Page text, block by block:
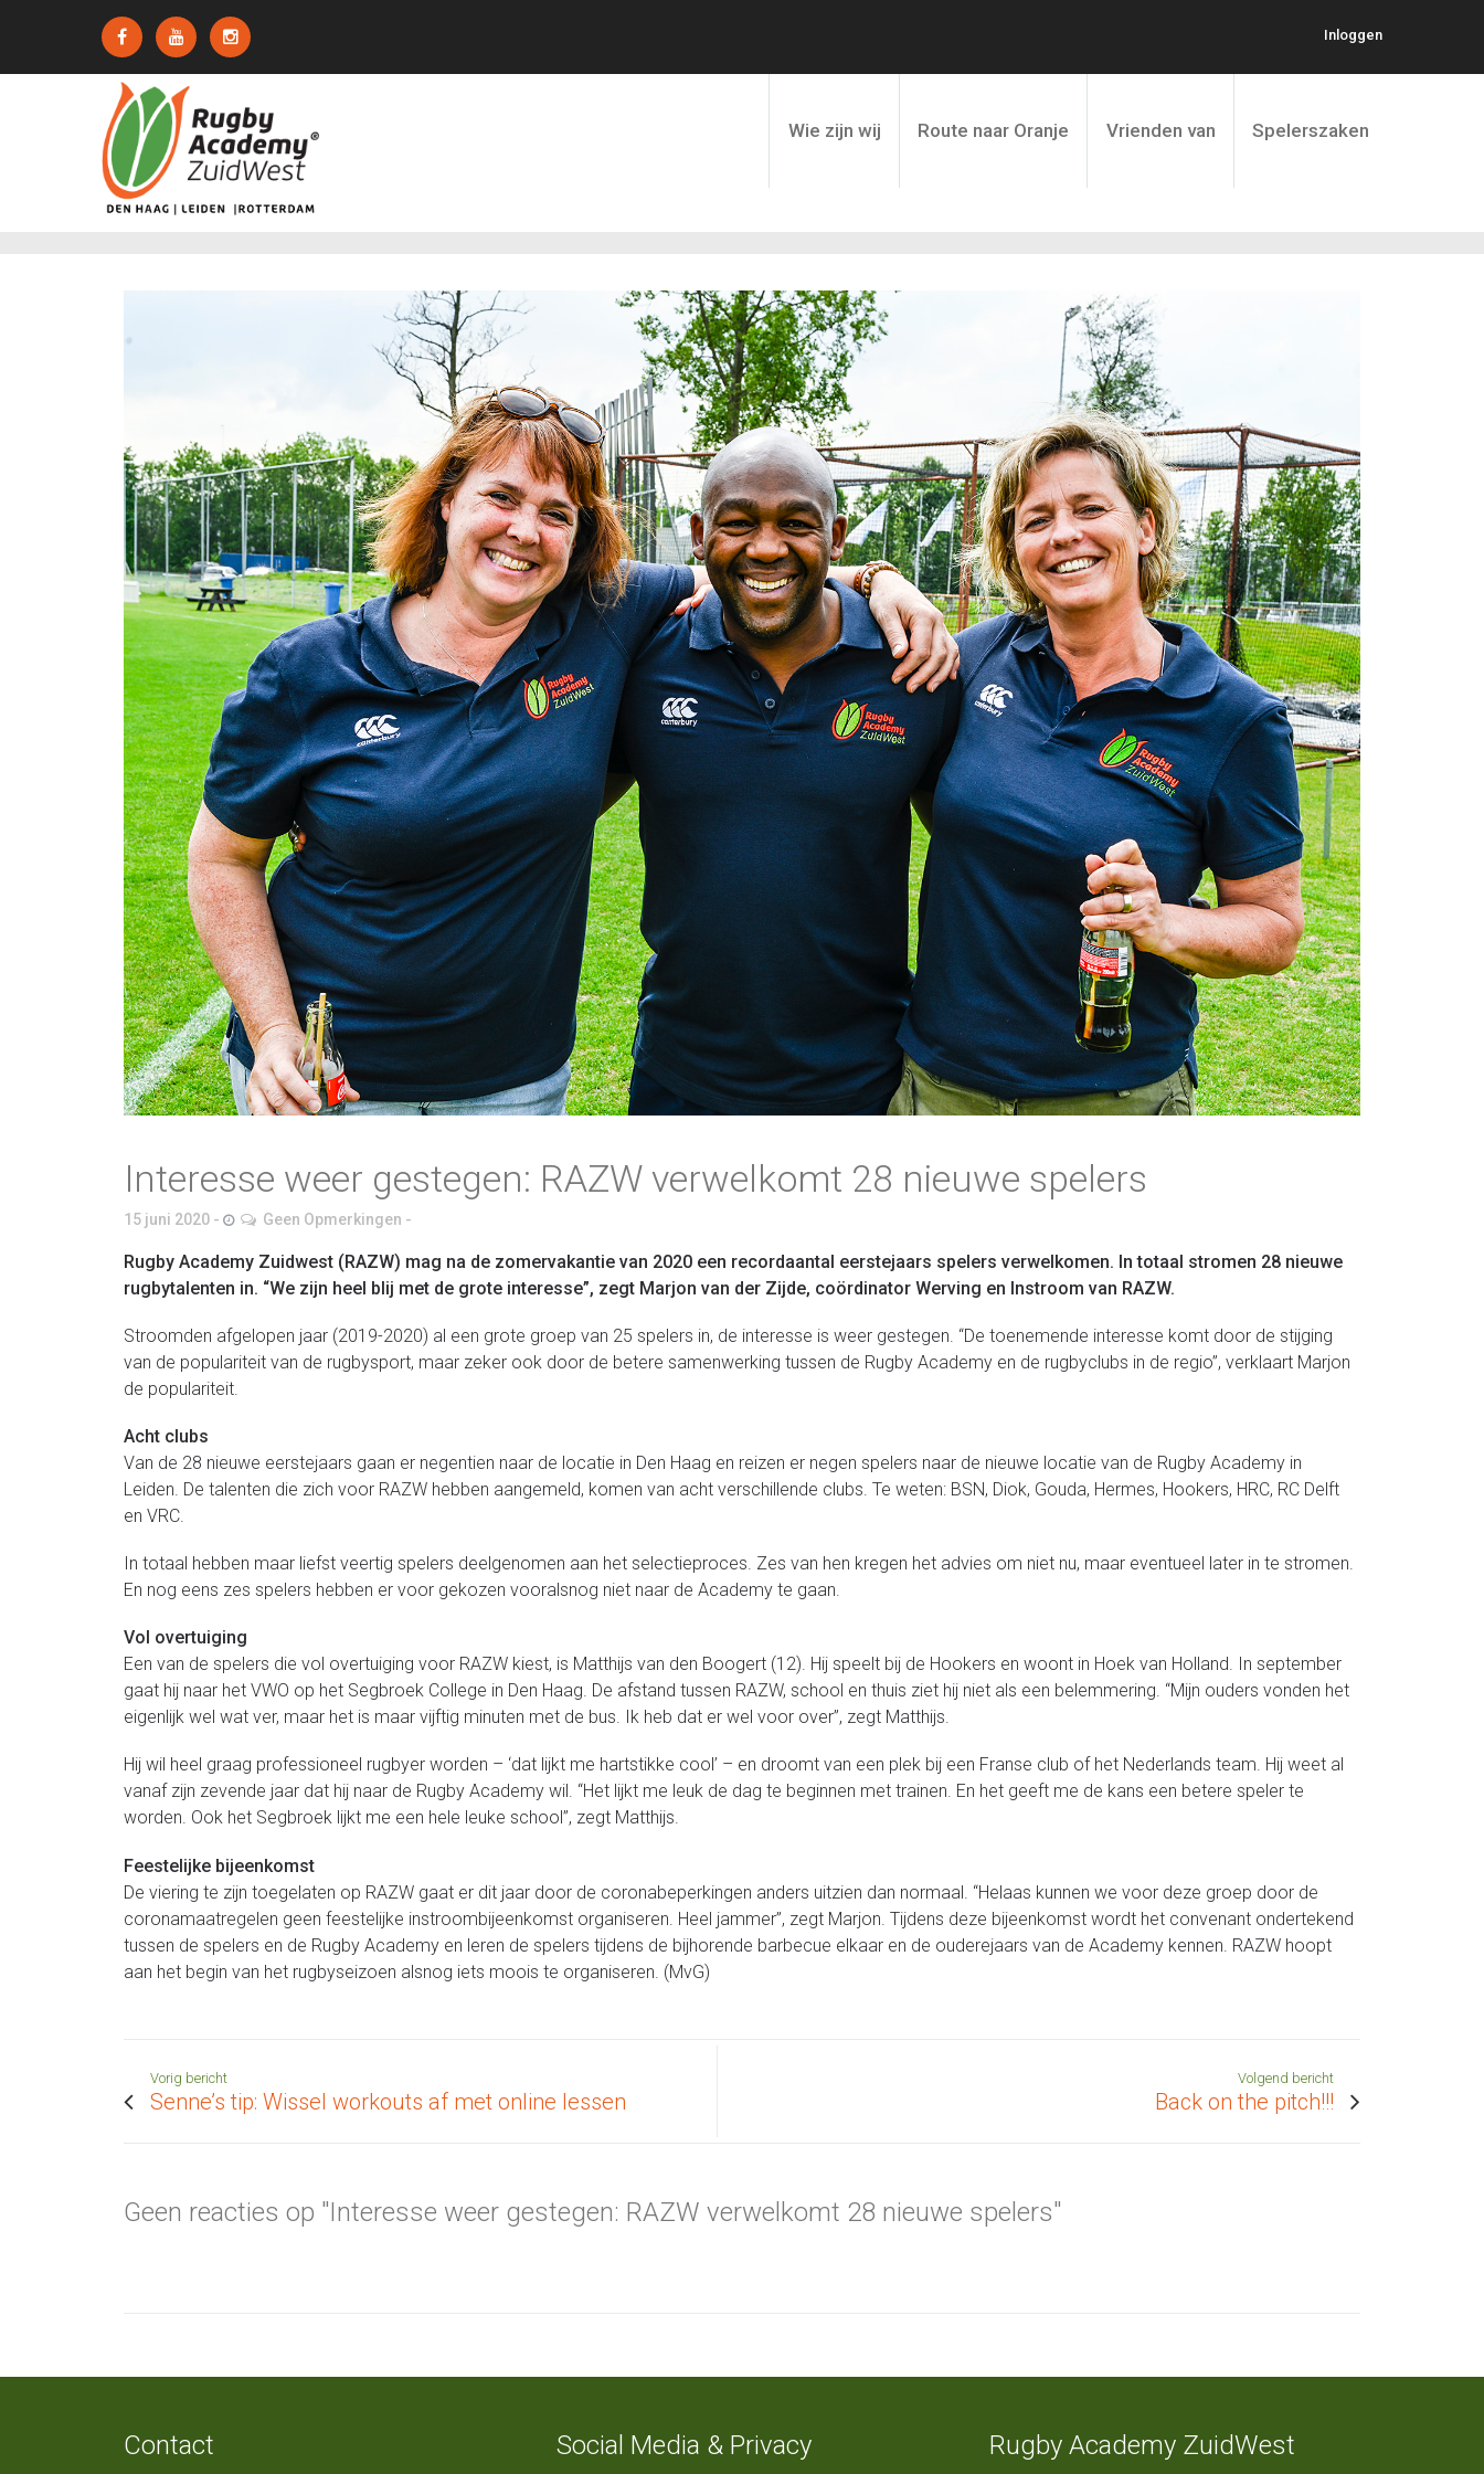
Inloggen
Wie zijn wij Route naar Oranje Vrienden van Spelerszaken
Interesse weer gestegen: RAZW verwelkomt 28 nieuwe spelers
15 juni 2020 Geen Opmerkingen
Rugby Academy Zuidwest (RAZW) mag na de zomervakantie van 2020 een recordaantal eerstejaars spelers verwelkomen. In totaal stromen 28 nieuwe
rugbytalenten in. “We zijn heel blij met de grote interesse”, zegt Marjon van der Zijde, coördinator Werving en Instroom van RAZW.
Stroomden afgelopen jaar (2019-2020) al een grote groep van 25 spelers in, de interesse is weer gestegen. “De toenemende interesse komt door de stijging
van de populariteit van de rugbysport, maar zeker ook door de betere samenwerking tussen de Rugby Academy en de rugbyclubs in de regio”, verklaart Marjon
de populariteit.
Acht clubs
Van de 28 nieuwe eerstejaars gaan er negentien naar de locatie in Den Haag en reizen er negen spelers naar de nieuwe locatie van de Rugby Academy in
Leiden. De talenten die zich voor RAZW hebben aangemeld, komen van acht verschillende clubs. Te weten: BSN, Diok, Gouda, Hermes, Hookers, HRC, RC Delft
en VRC.
In totaal hebben maar liefst veertig spelers deelgenomen aan het selectieproces. Zes van hen kregen het advies om niet nu, maar eventueel later in te stromen.
En nog eens zes spelers hebben er voor gekozen vooralsnog niet naar de Academy te gaan.
Vol overtuiging
Een van de spelers die vol overtuiging voor RAZW kiest, is Matthijs van den Boogert (12). Hij speelt bij de Hookers en woont in Hoek van Holland. In september
gaat hij naar het VWO op het Segbroek College in Den Haag. De afstand tussen RAZW, school en thuis ziet hij niet als een belemmering. “Mijn ouders vonden het
eigenlijk wel wat ver, maar het is maar vijftig minuten met de bus. Ik heb dat er wel voor over”, zegt Matthijs.
Hij wil heel graag professioneel rugbyer worden – ‘dat lijkt me hartstikke cool’ – en droomt van een plek bij een Franse club of het Nederlands team. Hij weet al
vanaf zijn zevende jaar dat hij naar de Rugby Academy wil. “Het lijkt me leuk de dag te beginnen met trainen. En het geeft me de kans een betere speler te
worden. Ook het Segbroek lijkt me een hele leuke school”, zegt Matthijs.
Feestelijke bijeenkomst
De viering te zijn toegelaten op RAZW gaat er dit jaar door de coronabeperkingen anders uitzien dan normaal. “Helaas kunnen we voor deze groep door de
coronamaatregelen geen feestelijke instroombijeenkomst organiseren. Heel jammer”, zegt Marjon. Tijdens deze bijeenkomst wordt het convenant ondertekend
tussen de spelers en de Rugby Academy en leren de spelers tijdens de bijhorende barbecue elkaar en de ouderejaars van de Academy kennen. RAZW hoopt
aan het begin van het rugbyseizoen alsnog iets moois te organiseren. (MvG)
Vorig bericht
Senne’s tip: Wissel workouts af met online lessen
Volgend bericht
Back on the pitch!!!
Geen reacties op "Interesse weer gestegen: RAZW verwelkomt 28 nieuwe spelers"
Contact Social Media & Privacy Rugby Academy ZuidWest